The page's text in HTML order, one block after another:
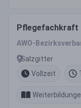
Pflegefachkraft
AWO-
Salzgitter
Vollzeit